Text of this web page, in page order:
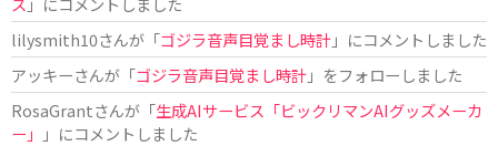
lilysmith10さんが「ゴジラ音声目覚まし時計」にコメントしました
アッキーさんが「ゴジラ音声目覚まし時計」をフォローしました
RosaGrantさんが「生成AIサービス「ビックリマンAIグッズメーカ
ー」
」にコメントしました